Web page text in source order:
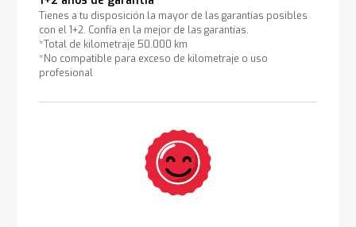
Tienes a tu disposición la mayor de las garantías posibles
con el 1+2. Confía en la mejor de las garantías.
*Total de kilometraje 50.000 km
*No compatible para exceso de kilometraje o uso
profesional